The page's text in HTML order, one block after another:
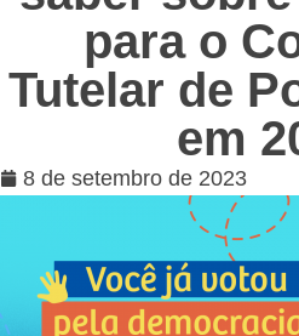
para o
Tutelar de
em
8 de setembro de 2023